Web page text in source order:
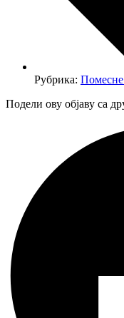
Рубрика:
Подели ову објаву са